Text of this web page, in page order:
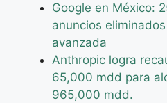
Google en México:
anuncios
avanzada
Anthropic logra
65,000 mdd para
965,000 mdd.